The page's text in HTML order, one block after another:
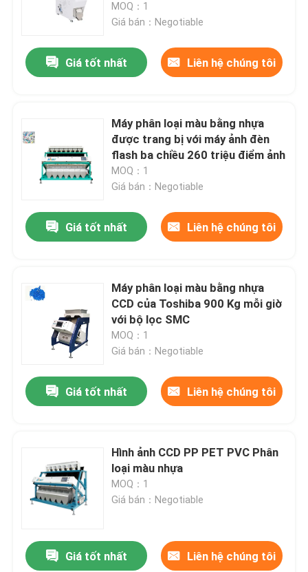
Về chúng tôi
Địa chỉ liên hệ
Sản phẩm
máy phân loại màu hạt
Máy phân loại màu lúa mì
máy tách màu hạt điều
MOQ：1
Giá bán：Negotiable
Giá tốt nhất Liên hệ chúng tôi
Máy phân loại màu bằng nhựa
được trang bị với máy ảnh đèn
flash ba chiều 260 triệu điểm ảnh
MOQ：1
Giá bán：Negotiable
Giá tốt nhất Liên hệ chúng tôi
Máy phân loại màu bằng nhựa
CCD của Toshiba 900 Kg mỗi giờ
với bộ lọc SMC
MOQ：1
Giá bán：Negotiable
Giá tốt nhất Liên hệ chúng tôi
Hình ảnh CCD PP PET PVC Phân
loại màu nhựa
MOQ：1
Giá bán：Negotiable
Giá tốt nhất Liên hệ chúng tôi